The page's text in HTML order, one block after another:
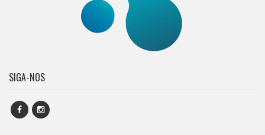
SIGA-NOS